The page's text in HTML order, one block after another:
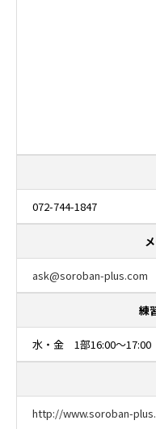
072-744-1847
ask@soroban-plus.com
練
水・金 1部16:00～
http://www.soroban-